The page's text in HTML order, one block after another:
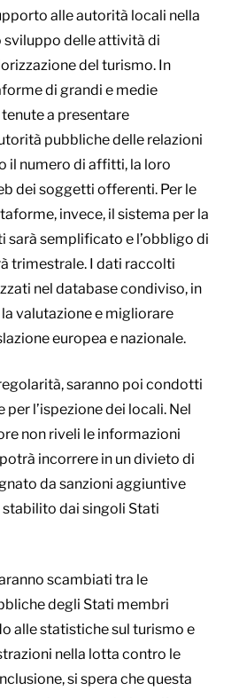
alle autorità locali nella
delle attività di
del turismo. In
di grandi e medie
a presentare
pubbliche delle relazioni
il numero di affitti, la loro
dei soggetti offerenti. Per le
invece, il sistema per la
sarà semplificato e l’obbligo di
trimestrale. I dati raccolti
nel database condiviso, in
valutazione e migliorare
europea e nazionale.
saranno poi condotti
l’ispezione dei locali. Nel
non riveli le informazioni
incorrere in un divieto di
da sanzioni aggiuntive
dai singoli Stati
scambiati tra le
degli Stati membri
alle statistiche sul turismo e
nella lotta contro le
si spera che questa